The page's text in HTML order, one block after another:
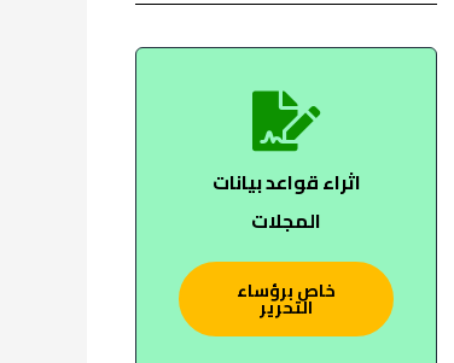
اثراء قواعد بيانات
المجلات
خاص برؤساء
التحرير